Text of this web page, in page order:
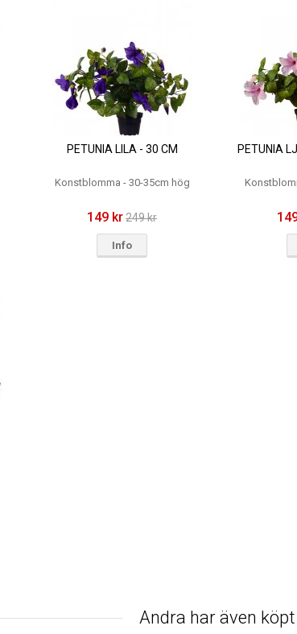
PETUNIA LILA - 30 CM
Konstblomma - 30-35cm hög
149 kr 249 kr
Info
PETUNIA
Andra har även köpt